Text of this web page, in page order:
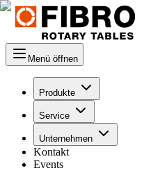
Menü öffnen
Produkte
Service
Unternehmen
Kontakt
Events